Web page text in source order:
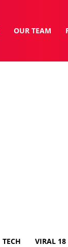
OUR TEAM
TECH VIRAL 18